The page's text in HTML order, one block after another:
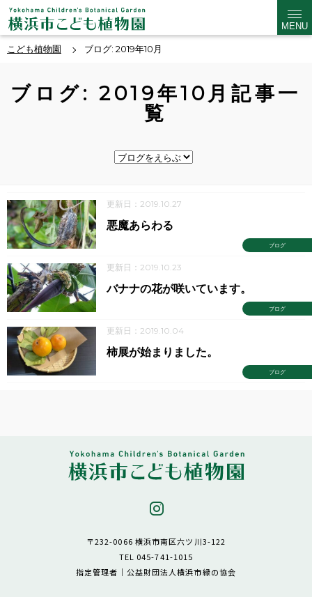
MENU
こども植物園 ブログ: 2019年10月
ブログ: 2019年10月記事一
覧
更新日：2019.10.27
ブログ
悪魔あらわる
更新日：2019.10.23
ブログ
バナナの花が咲いています。
更新日：2019.10.04
ブログ
柿展が始まりました。
〒232-0066 横浜市南区六ツ川3-122
TEL 045-741-1015
指定管理者｜公益財団法人横浜市緑の協会